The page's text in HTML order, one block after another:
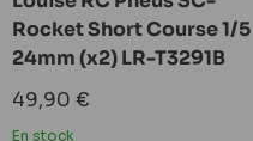
Rocket Short Course 1/5
24mm (x2) LR-T3291B
Prix
réduit
49,90 €
En stock